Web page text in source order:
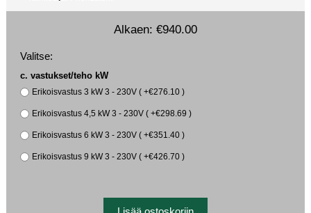
Alkaen: €940.00
Valitse:
c. vastukset/teho kW
Erikoisvastus 3 kW 3 - 230V ( +€276.10 )
Erikoisvastus 4,5 kW 3 - 230V ( +€298.69 )
Erikoisvastus 6 kW 3 - 230V ( +€351.40 )
Erikoisvastus 9 kW 3 - 230V ( +€426.70 )